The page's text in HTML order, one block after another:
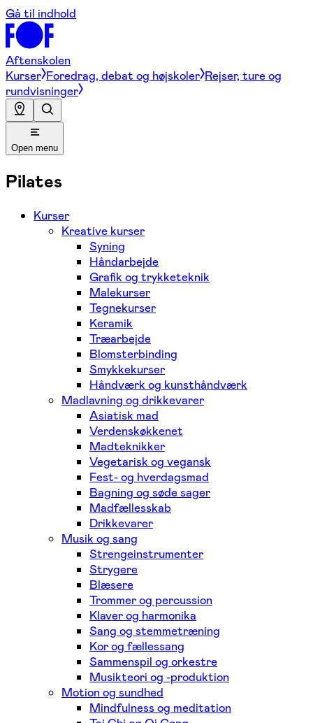
Gå til indhold
Aftenskolen
Kurser Foredrag, debat og højskoler Rejser, ture og
rundvisninger
Open menu
Pilates
Kurser
Kreative kurser
Syning
Håndarbejde
Grafik og trykketeknik
Malekurser
Tegnekurser
Keramik
Træarbejde
Blomsterbinding
Smykkekurser
Håndværk og kunsthåndværk
Madlavning og drikkevarer
Asiatisk mad
Verdenskøkkenet
Madteknikker
Vegetarisk og vegansk
Fest- og hverdagsmad
Bagning og søde sager
Madfællesskab
Drikkevarer
Musik og sang
Strengeinstrumenter
Strygere
Blæsere
Trommer og percussion
Klaver og harmonika
Sang og stemmetræning
Kor og fællessang
Sammenspil og orkestre
Musikteori og -produktion
Motion og sundhed
Mindfulness og meditation